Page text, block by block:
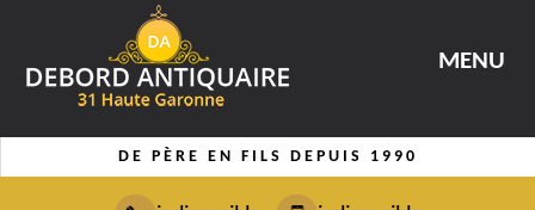
MENU
DE PÈRE EN FILS DEPUIS 1990